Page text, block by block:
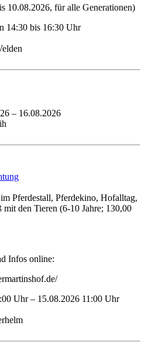
10.08.2026, für alle Generationen)
14:30 bis 16:30 Uhr
– 16.08.2026
Pferdestall, Pferdekino, Hofalltag,
mit den Tieren (6-10 Jahre; 130,00
Infos online:
Uhr– 15.08.2026 11:00 Uhr